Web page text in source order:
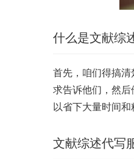
什么是文献综
首先，咱们得搞
求告诉他们，然
以省下大量时间和
文献综述代写